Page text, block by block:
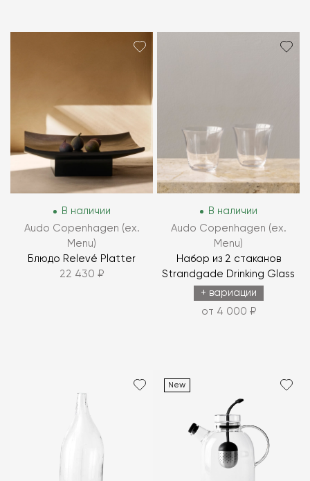
В наличии
Audo Copenhagen (ex.
Menu)
Блюдо Relevé Platter
22 430 ₽
В наличии
Audo Copenhagen (ex.
Menu)
Набор из 2 стаканов
Strandgade Drinking Glass
+ вариации
от 4 000 ₽
New